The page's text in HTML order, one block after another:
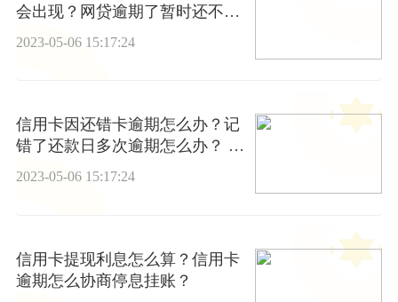
会出现？网贷逾期了暂时还不上
2023-05-06 15:17:24
信用卡因还错卡逾期怎么办？记
错了还款日多次逾期怎么办？ 全
球滚动
2023-05-06 15:17:24
信用卡提现利息怎么算？信用卡
逾期怎么协商停息挂账？